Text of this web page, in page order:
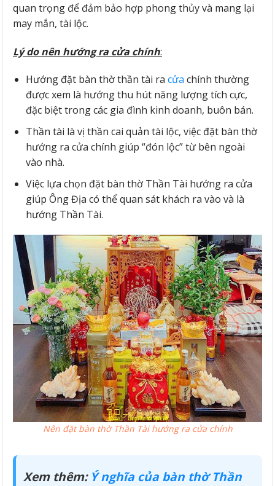
quan trọng để đảm bảo hợp phong thủy và mang lại
may mắn, tài lộc.
Lý do nên hướng ra cửa chính:
Hướng đặt bàn thờ thần tài ra cửa chính thường
được xem là hướng thu hút năng lượng tích cực,
đặc biệt trong các gia đình kinh doanh, buôn bán.
Thần tài là vị thần cai quản tài lộc, việc đặt bàn thờ
hướng ra cửa chính giúp “đón lộc” từ bên ngoài
vào nhà.
Việc lựa chọn đặt bàn thờ Thần Tài hướng ra cửa
giúp Ông Địa có thể quan sát khách ra vào và là
hướng Thần Tài.
Nên đặt bàn thờ Thần Tài hướng ra cửa chính
Xem thêm: Ý nghĩa của bàn thờ Thần